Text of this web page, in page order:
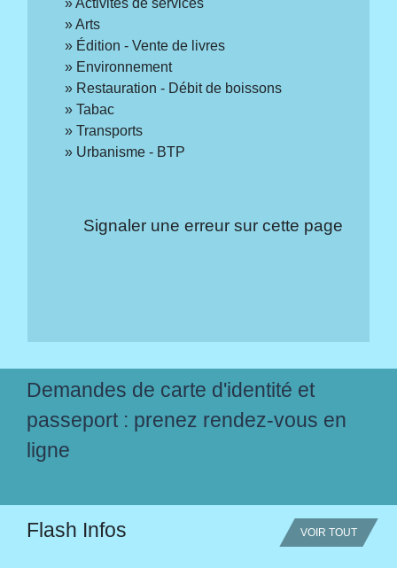
Arts
Édition - Vente de livres
Environnement
Restauration - Débit de boissons
Tabac
Transports
Urbanisme - BTP
Signaler une erreur sur cette page
Demandes de carte d'identité et
passeport : prenez rendez-vous en
ligne
Flash Infos VOIR TOUT